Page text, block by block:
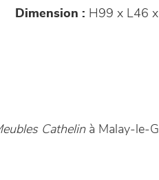
Dimension : H99 x L46
Cathelinà Malay-le-